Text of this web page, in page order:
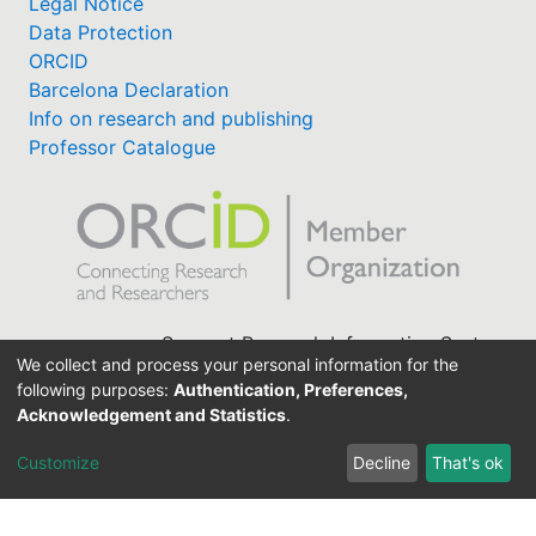
Data Protection
ORCID
Barcelona Declaration
Info on research and publishing
Professor Catalogue
Support Research Information System
fis(at)uni-bamberg.de
University Library
We collect and process your personal information for the
following purposes: Authentication, Preferences,
Acknowledgement and Statistics.
Customize Decline That's ok